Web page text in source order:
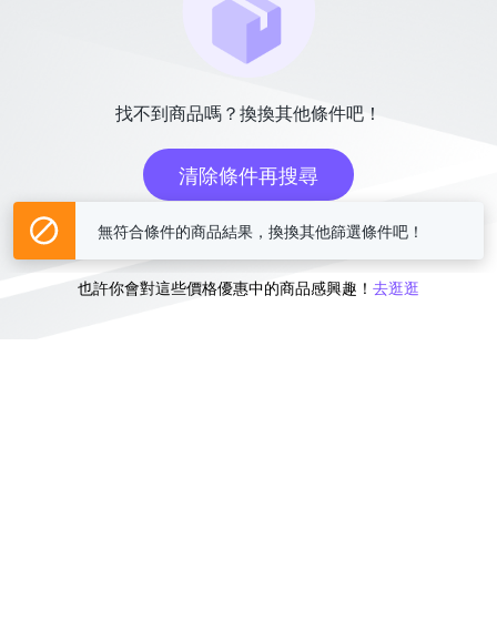
找不到商品嗎？換換其他條件吧！
清除條件再搜尋
或
也許你會對這些價格優惠中的商品感興趣！ 去逛逛
無符合條件的商品結果，換換其他篩選條件吧！